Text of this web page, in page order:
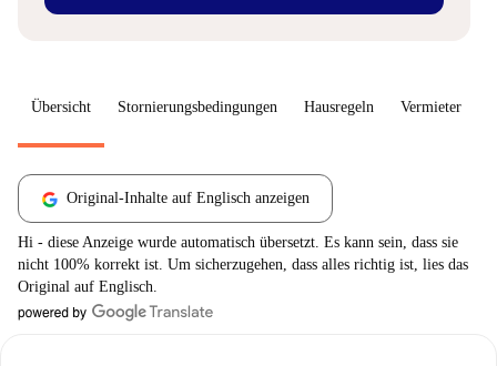
Übersicht Stornierungsbedingungen Hausregeln Vermieter
Original-Inhalte auf Englisch anzeigen
Hi - diese Anzeige wurde automatisch übersetzt. Es kann sein, dass sie
nicht 100% korrekt ist. Um sicherzugehen, dass alles richtig ist, lies das
Original auf Englisch.